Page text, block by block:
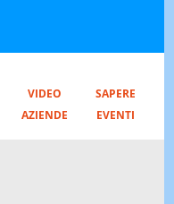
VIDEO
SAPERE
AZIENDE EVENTI